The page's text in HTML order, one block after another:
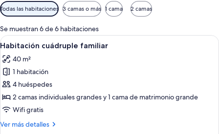
Filtros
disponibles
para
las
habitaciones
Todas las habitaciones 3 camas o más 1 cama 2 camas
Se muestran 6 de 6 habitaciones
Abrir
todas
las
fotos
de
Habitación
cuádruple
Habitación cuádruple familiar |
7
Habitación cuádruple familiar
40 m²
1 habitación
4 huéspedes
2 camas individuales grandes y 1 cama de matrimonio grande
Wifi gratis
Ver más detalles
Más